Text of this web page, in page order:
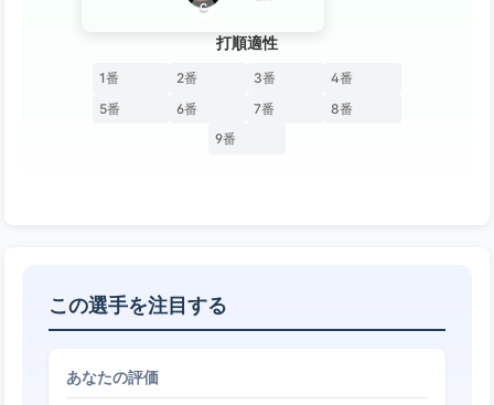
C
打順適性
1番 2番 3番
4番
5番
6番 7番
8番
9番
この選手を注目する
あなたの評価